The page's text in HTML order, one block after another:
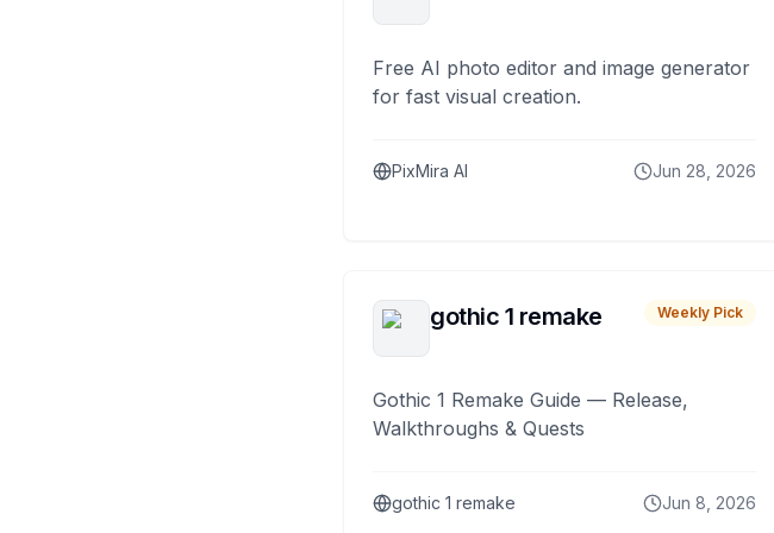
Free AI photo editor and image generator
for fast visual creation.
PixMira AI Jun 28, 2026
gothic 1 remake Weekly Pick
Gothic 1 Remake Guide — Release,
Walkthroughs & Quests
gothic 1 remake Jun 8, 2026